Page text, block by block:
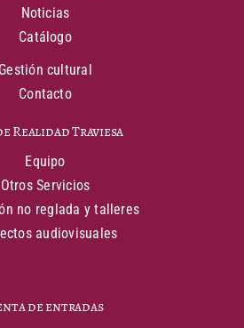
Noticias
Catálogo
Gestión cultural
Contacto
Realidad Traviesa
Equipo
Otros Servicios
no reglada y talleres
audiovisuales
de entradas